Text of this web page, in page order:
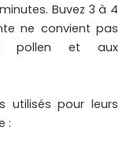
Buvez 3 à 4
ne convient pas
pollen et aux
utilisés pour leurs
: